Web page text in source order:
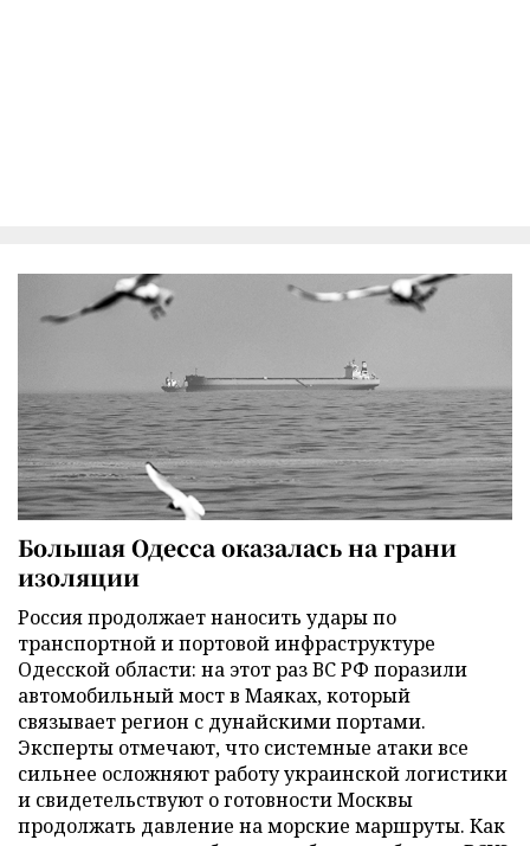
Большая Одесса оказалась на грани
изоляции
Россия продолжает наносить удары по
транспортной и портовой инфраструктуре
Одесской области: на этот раз ВС РФ поразили
автомобильный мост в Маяках, который
связывает регион с дунайскими портами.
Эксперты отмечают, что системные атаки все
сильнее осложняют работу украинской логистики
и свидетельствуют о готовности Москвы
продолжать давление на морские маршруты. Как